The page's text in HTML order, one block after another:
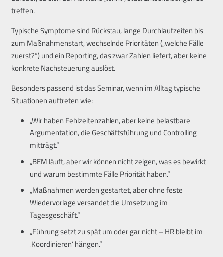
treffen.
Typische Symptome sind Rückstau, lange Durchlaufzeiten bis
zum Maßnahmenstart, wechselnde Prioritäten („welche Fälle
zuerst?“) und ein Reporting, das zwar Zahlen liefert, aber keine
konkrete Nachsteuerung auslöst.
Besonders passend ist das Seminar, wenn im Alltag typische
Situationen auftreten wie:
„Wir haben Fehlzeitenzahlen, aber keine belastbare
Argumentation, die Geschäftsführung und Controlling
mitträgt.“
„BEM läuft, aber wir können nicht zeigen, was es bewirkt
und warum bestimmte Fälle Priorität haben.“
„Maßnahmen werden gestartet, aber ohne feste
Wiedervorlage versandet die Umsetzung im
Tagesgeschäft.“
„Führung setzt zu spät um oder gar nicht – HR bleibt im
‚Koordinieren‘ hängen.“